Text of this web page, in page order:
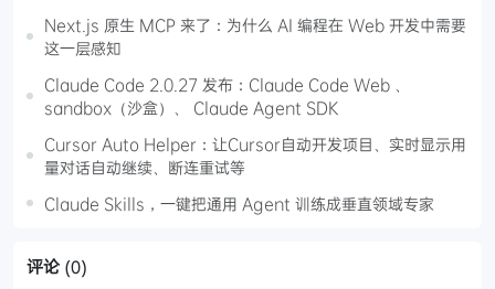
Next.js 原生 MCP 来了：为什么 AI 编程在 Web 开发中需要
这一层感知
Claude Code 2.0.27 发布：Claude Code Web 、
sandbox（沙盒）、 Claude Agent SDK
Cursor Auto Helper：让Cursor自动开发项目、实时显示用
量对话自动继续、断连重试等
Claude Skills，一键把通用 Agent 训练成垂直领域专家
评论 (0)